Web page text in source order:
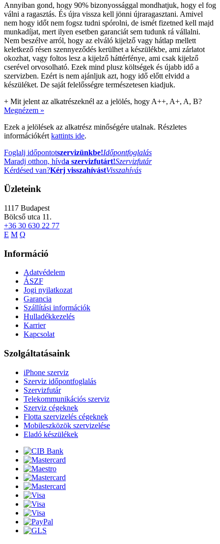
Annyiban gond, hogy 90% bizonyossággal mondhatjuk, hogy el fog
válni a ragasztás. És újra vissza kell jönni újraragasztani. Amivel
nem hogy időt nem fogsz tudni spórolni, de ismét fizetned kell majd
munkadíjat, mert ilyen esetben garanciát sem tudunk rá vállalni.
Nem beszélve arról, hogy az elváló kijelző vagy hátlap mellett
keletkező résen szennyeződés kerülhet a készülékbe, ami zárlatot
okozhat, vagy foltos lesz a kijelző háttérfénye, ami csak kijelző
cserével orvosolható. Ezek mind plusz költségek és újabb idő a
szervizben. Ezért is nem ajánljuk azt, hogy idő előtt elvidd a
készüléket. De saját felelősségre természetesen kiadjuk.
+ Mit jelent az alkatrészeknél az a jelölés, hogy A++, A+, A, B?
Megnézem »
Ezek a jelölések az alkatrész minőségére utalnak. Részletes
információkért kattints ide.
Foglalj időpontotszervizünkbe!Időpontfoglalás
Maradj otthon, hívda szervizfutárt!Szervizfutár
Kérdésed van?Kérj visszahívástVisszahívás
Üzleteink
1117 Budapest
Bölcső utca 11.
+36 30 630 22 77
E M Q
Információ
Adatvédelem
ÁSZF
Jogi nyilatkozat
Garancia
Szállítási információk
Hulladékkezelés
Karrier
Kapcsolat
Szolgáltatásaink
iPhone szerviz
Szerviz időpontfoglalás
Szervizfutár
Telekommunikációs szerviz
Szerviz cégeknek
Flotta szervizelés cégeknek
Mobileszközök szervizelése
Eladó készülékek